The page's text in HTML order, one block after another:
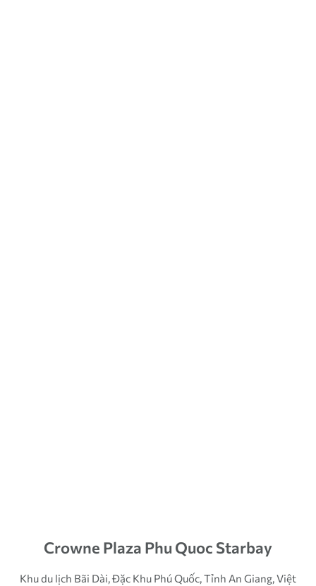
Crowne Plaza Phu Quoc Starbay
Khu du lịch Bãi Dài, Đặc Khu Phú Quốc, Tỉnh An Giang, Việt